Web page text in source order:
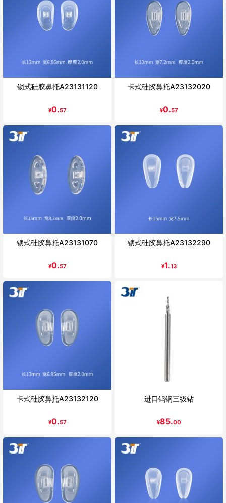
锁式硅胶鼻托A23131120
¥0.57
卡式硅胶鼻托A23132020
¥0.57
锁式硅胶鼻托A23131070
¥0.57
锁式硅胶鼻托A23132290
¥1.13
卡式硅胶鼻托A23132120
¥0.57
进口钨钢三级钻
¥85.00